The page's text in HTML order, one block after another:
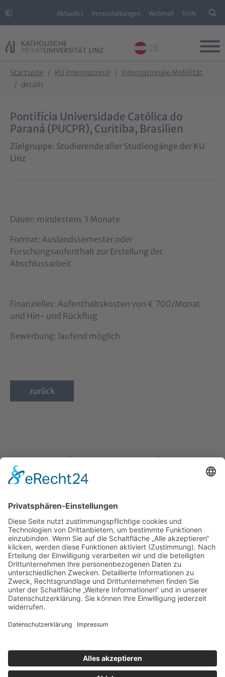
Aktuelles Veranstaltungen Webmail SInN
DE
Startseite KU International
Internationale Mobilität
details
Pontifícia Universidade Católica do
Paraná (PUCPR), Curitiba, Brasilien
Zielgruppe: Studierende aller Studiengänge der KU
Linz
Dauer: mindestens 3 Monate
Format: Auslandssemester oder
Forschungsaufenthalt zur Erstellung der
Abschlussarbeit
Finanzielles: Aufenthaltskosten von € 700/Monat
und Hin- und Rückflug
Bewerbung: laufend möglich
zurück
Katholische Privat-Universität Linz
Bethlehemstraße 20
T:+43 732 / 784293
E:office[at]ku-linz.at
©2025 Katholische Privat-Universität Linz | Alle Rechte
vorbehalten